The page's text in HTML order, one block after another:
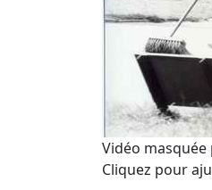
Vidéo masquée
Cliquez pour